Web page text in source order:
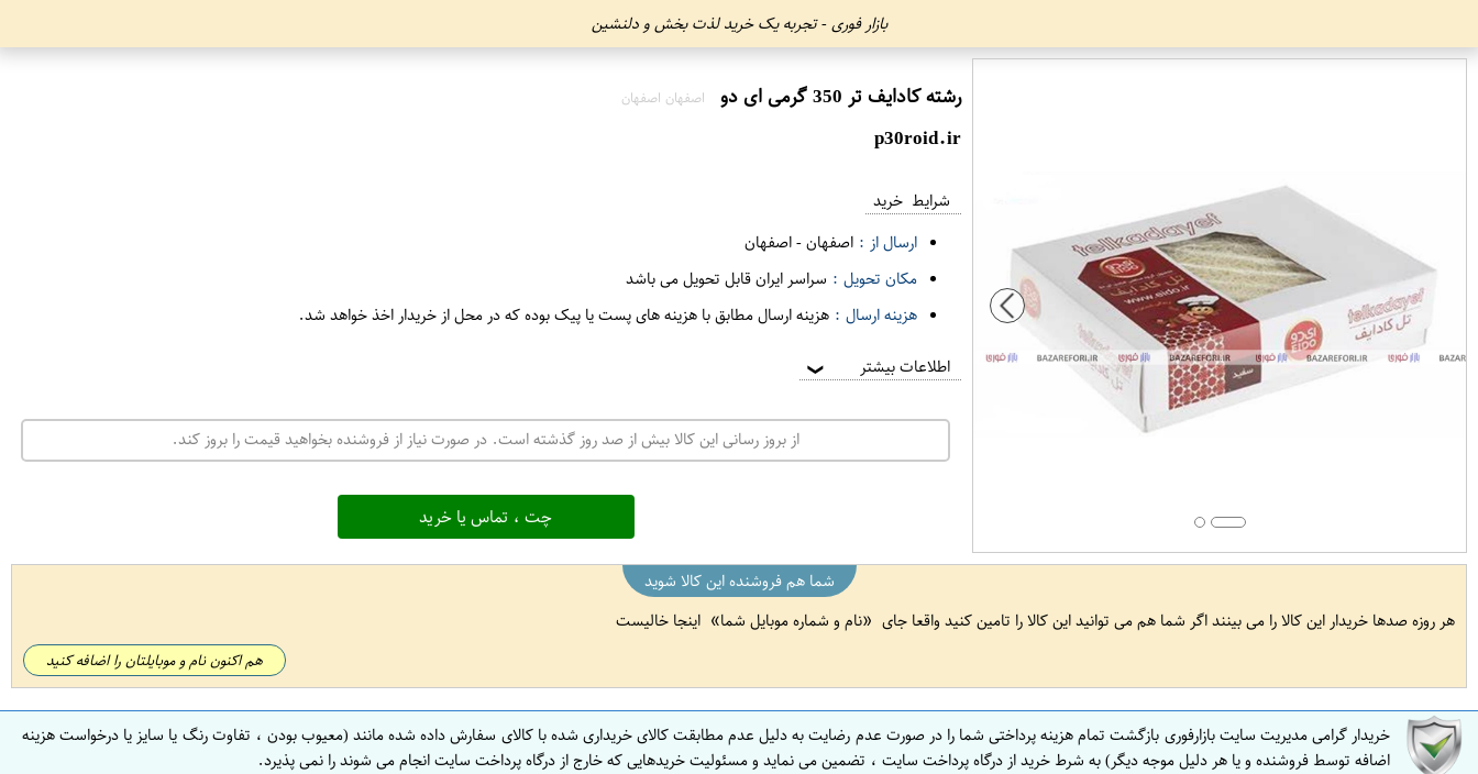
بازار فوری - تجربه یک خرید لذت بخش و دلنشین
رشته کادایف تر 350 گرمی ای دو اصفهان اصفهان
p30roid.ir
شرایط خرید
ارسال از : اصفهان-اصفهان
مکان تحویل : سراسر ایران قابل تحویل می باشد
هزینه ارسال : هزینه ارسال مطابق با هزینه های پست یا پیک بوده که در محل از خریدار اخذ خواهد شد.
اطلاعات بیشتر ❯
از بروز رسانی این کالا بیش از صد روز گذشته است. در صورت نیاز از فروشنده بخواهید قیمت را بروز کند.
چت ، تماس یا خرید
شما هم فروشنده این کالا شوید
هر روزه صدها خریدار این کالا را می بینند اگر شما هم می توانید این کالا را تامین کنید واقعا جای
نام و شماره موبایل شما اینجا خالیست
هم اکنون نام و موبایلتان را اضافه کنید
خریدار گرامی مدیریت سایت بازارفوری بازگشت تمام هزینه پرداختی شما را در صورت عدم رضایت به دلیل عدم مطابقت کالای خریداری شده با کالای سفارش داده شده مانند (معیوب بودن ، تفاوت رنگ یا سایز یا درخواست هزینه
اضافه توسط فروشنده و یا هر دلیل موجه دیگر) به شرط خرید از درگاه پرداخت سایت ، تضمین می نماید و مسئولیت خریدهایی که خارج از درگاه پرداخت سایت انجام می شوند را نمی پذیرد.